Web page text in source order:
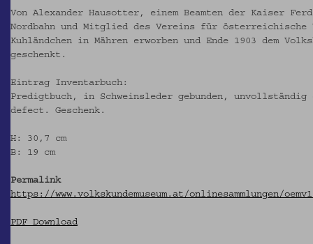
Von Alexander Hausotter, einem Beamten der Kaiser
Nordbahn und Mitglied des Vereins für österreichische
Kuhländchen in Mähren erworben und Ende 1903 dem
geschenkt.
Eintrag Inventarbuch:
Predigtbuch, in Schweinsleder gebunden,
defect. Geschenk.
H: 30,7 cm
B: 19 cm
Permalink
https://www.volkskundemuseum.at/onlinesammlungen/
PDF Download